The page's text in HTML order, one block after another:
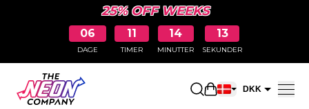
25% OFF WEEKS
06
DAGE
11
TIMER
14
MINUTTER
13
SEKUNDER
Åbn DKK